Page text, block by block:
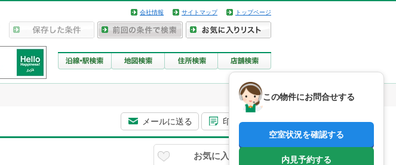
会社情報 サイトマップ トップページ
メールに送る 印刷用画面
お気に入り
この物件にお問合せする
空室状況を確認する
内見予約する